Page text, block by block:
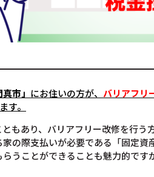
市」 にお住いの方が、 バリアフリ
す。
もあり、バリアフリー改修を行う
の際支払いが必要である「固定資
らうことができることも魅力的で